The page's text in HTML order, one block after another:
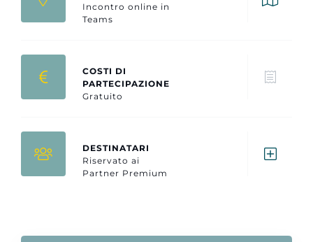
Incontro online in
Teams
COSTI DI
PARTECIPAZIONE
Gratuito
DESTINATARI
Riservato ai
Partner Premium